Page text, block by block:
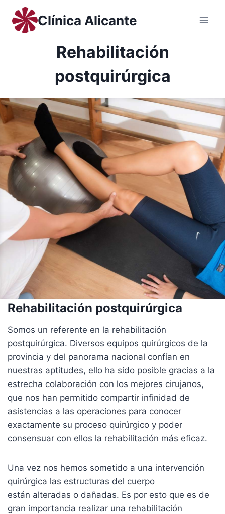
Saltar
contenido
Clínica Alicante
Rehabilitación
postquirúrgica
Rehabilitación postquirúrgica
Somos un referente en la rehabilitación
postquirúrgica. Diversos equipos quirúrgicos de la
provincia y del panorama nacional confían en
nuestras aptitudes, ello ha sido posible gracias a la
estrecha colaboración con los mejores cirujanos,
que nos han permitido compartir infinidad de
asistencias a las operaciones para conocer
exactamente su proceso quirúrgico y poder
consensuar con ellos la rehabilitación más eficaz.
Una vez nos hemos sometido a una intervención
quirúrgica las estructuras del cuerpo
están alteradas o dañadas. Es por esto que es de
gran importancia realizar una rehabilitación